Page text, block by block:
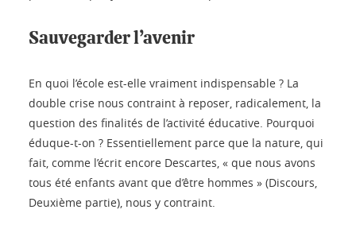
Sauvegarder l’avenir
En quoi l’école est-elle vraiment indispensable ? La
double crise nous contraint à reposer, radicalement, la
question des finalités de l’activité éducative. Pourquoi
éduque-t-on ? Essentiellement parce que la nature, qui
fait, comme l’écrit encore Descartes, « que nous avons
tous été enfants avant que d’être hommes » (Discours,
Deuxième partie), nous y contraint.